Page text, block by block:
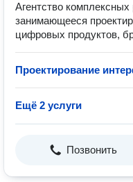
Агентство
занимающееся
цифровых продуктов,
Проектирование
Ещё 2 услуги
Позвонить